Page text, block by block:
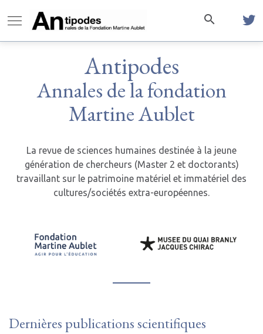
Antipodes
Annales de la fondation
Martine Aublet
La revue de sciences humaines destinée à la jeune
génération de chercheurs (Master 2 et doctorants)
travaillant sur le patrimoine matériel et immatériel des
cultures/sociétés extra-européennes.
Dernières publications scientifiques